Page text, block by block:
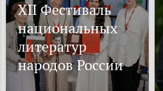
XII Фестиваль
национальных
литератур
народов России